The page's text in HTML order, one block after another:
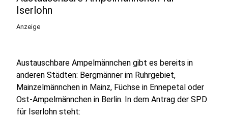
Iserlohn
Anzeige
Austauschbare Ampelmännchen gibt es bereits in
anderen Städten: Bergmänner im Ruhrgebiet,
Mainzelmännchen in Mainz, Füchse in Ennepetal oder
Ost-Ampelmännchen in Berlin. In dem Antrag der SPD
für Iserlohn steht: